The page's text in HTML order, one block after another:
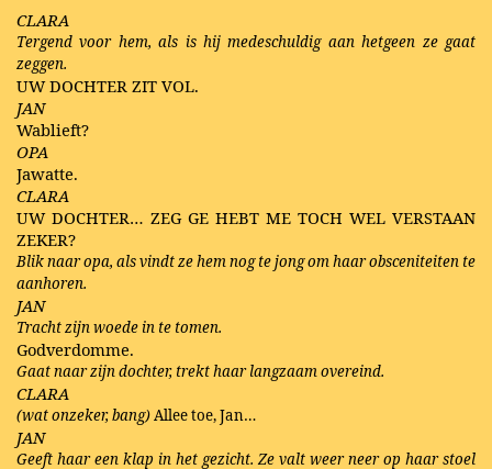
CLARA
Tergend voor hem, als is hij medeschuldig aan hetgeen ze gaat
zeggen.
UW DOCHTER ZIT VOL.
JAN
Wablieft?
OPA
Jawatte.
CLARA
UW DOCHTER… ZEG GE HEBT ME TOCH WEL VERSTAAN
ZEKER?
Blik naar opa, als vindt ze hem nog te jong om haar obsceniteiten te
aanhoren.
JAN
Tracht zijn woede in te tomen.
Godverdomme.
Gaat naar zijn dochter, trekt haar langzaam overeind.
CLARA
(wat onzeker, bang)Allee toe, Jan…
JAN
Geeft haar een klap in het gezicht. Ze valt weer neer op haar stoel